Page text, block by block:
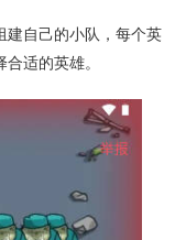
建自己的小队，每个英
适的英雄。